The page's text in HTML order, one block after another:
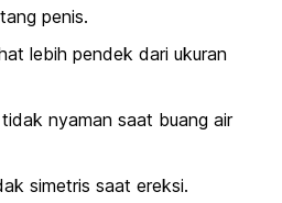
penis.
lebih pendek dari ukuran
nyaman saat buang air
simetris saat ereksi.